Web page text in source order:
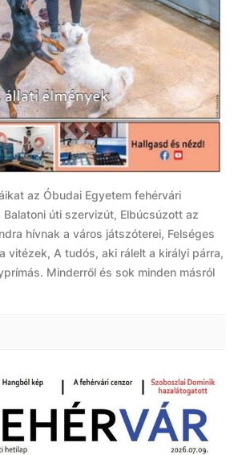
az Óbudai Egyetem fehérvári
Balatoni úti szervizút, Elbúcsúzott az
hívnak a város játszóterei, Felséges
vitézek, A tudós, aki rálelt a királyi párra,
Minderről és sok minden másról